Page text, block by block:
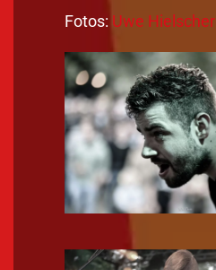
Fotos: Uwe Hielscher
Zoom!